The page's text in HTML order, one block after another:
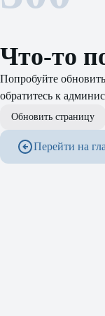
Что-то
Попробуйте
обратитесь к
Обновить страницу
Перейти на